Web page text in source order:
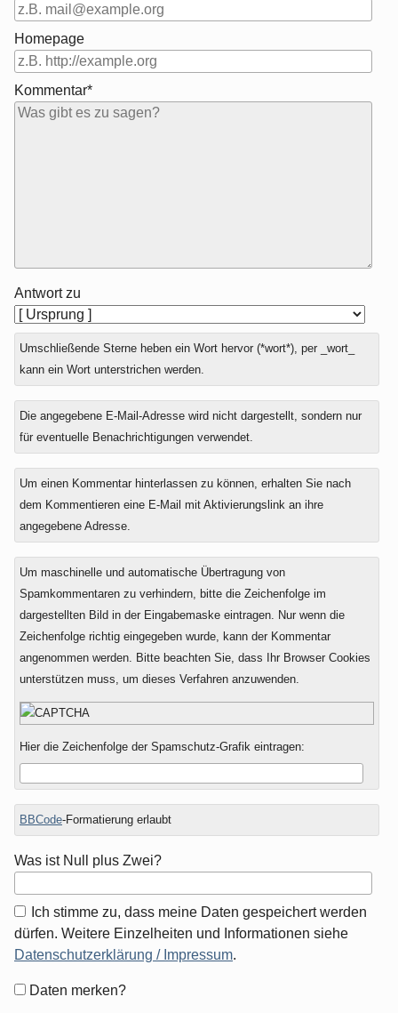
Homepage
Kommentar*
Antwort zu
Umschließende Sterne heben ein Wort hervor (*wort*), per _wort_
kann ein Wort unterstrichen werden.
Die angegebene E-Mail-Adresse wird nicht dargestellt, sondern nur
für eventuelle Benachrichtigungen verwendet.
Um einen Kommentar hinterlassen zu können, erhalten Sie nach
dem Kommentieren eine E-Mail mit Aktivierungslink an ihre
angegebene Adresse.
Um maschinelle und automatische Übertragung von
Spamkommentaren zu verhindern, bitte die Zeichenfolge im
dargestellten Bild in der Eingabemaske eintragen. Nur wenn die
Zeichenfolge richtig eingegeben wurde, kann der Kommentar
angenommen werden. Bitte beachten Sie, dass Ihr Browser Cookies
unterstützen muss, um dieses Verfahren anzuwenden.
Hier die Zeichenfolge der Spamschutz-Grafik eintragen:
BBCode-Formatierung erlaubt
Was ist Null plus Zwei?
Ich stimme zu, dass meine Daten gespeichert werden
dürfen. Weitere Einzelheiten und Informationen siehe
Datenschutzerklärung / Impressum.
Formular-
Daten merken?